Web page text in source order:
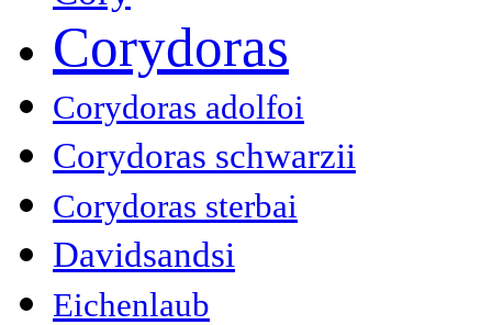
Corydoras
Corydoras adolfoi
Corydoras schwarzii
Corydoras sterbai
Davidsandsi
Eichenlaub